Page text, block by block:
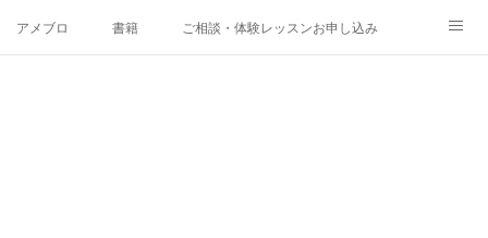
アメブロ 書籍 ご相談・体験レッスンお申し込み